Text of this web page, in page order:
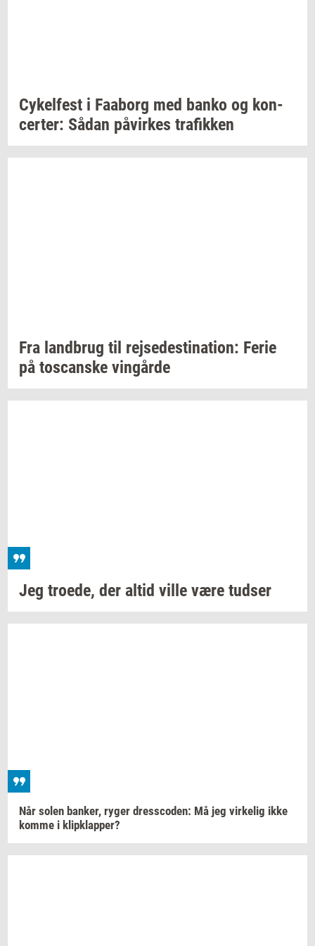
Cy­kel­fest i Faa­borg med banko og kon­
cer­ter: Sådan på­vir­kes tra­fik­ken
Fra land­brug til rej­se­desti­na­tion: Ferie
på toscan­ske vin­går­de
Jeg tro­e­de, der altid ville være tud­ser
Når solen ban­ker, ryger dres­sco­den: Må jeg vir­ke­lig ikke
komme i klipklap­per?